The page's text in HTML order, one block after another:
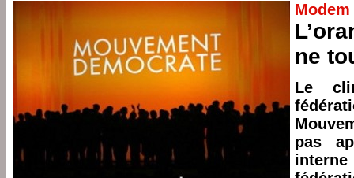
Modem
ne
Le
pas
interne